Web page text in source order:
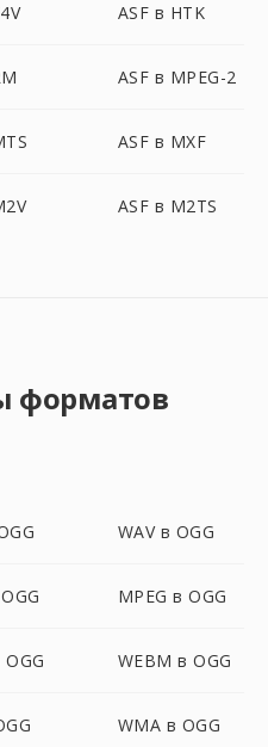
ASF в HTK
ASF в MPEG-2
ASF в MXF
ASF в M2TS
форматов
WAV в OGG
MPEG в OGG
WEBM в OGG
WMA в OGG